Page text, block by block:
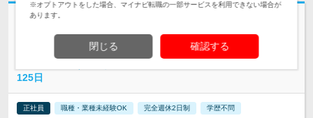
志望動機・自己PR不要
ICBM株式会社 | ＼女性が活躍できる／★完全土日休★転勤なし★月給42
125日
正社員 職種・業種未経験OK 完全週休2日制 学歴不問
※オプトアウトをした場合、マイナビ転職の一部サービスを利用できない場合が
あります。
閉じる 確認する